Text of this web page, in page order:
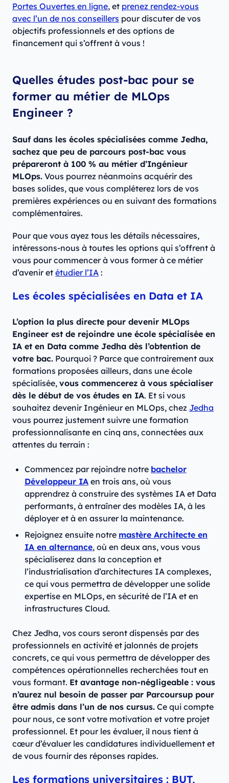
Portes Ouvertes en ligne, et prenez rendez-vous
avec l’un de nos conseillers pour discuter de vos
objectifs professionnels et des options de
financement qui s’offrent à vous !
Quelles études post-bac pour se
former au métier de MLOps
Engineer ?
Sauf dans les écoles spécialisées comme Jedha,
sachez que peu de parcours post-bac vous
prépareront à 100 % au métier d’Ingénieur
MLOps. Vous pourrez néanmoins acquérir des
bases solides, que vous compléterez lors de vos
premières expériences ou en suivant des formations
complémentaires.
Pour que vous ayez tous les détails nécessaires,
intéressons-nous à toutes les options qui s’offrent à
vous pour commencer à vous former à ce métier
d’avenir et étudier l’IA :
Les écoles spécialisées en Data et IA
L’option la plus directe pour devenir MLOps
Engineer est de rejoindre une école spécialisée en
IA et en Data comme Jedha dès l’obtention de
votre bac. Pourquoi ? Parce que contrairement aux
formations proposées ailleurs, dans une école
spécialisée, vous commencerez à vous spécialiser
dès le début de vos études en IA. Et si vous
souhaitez devenir Ingénieur en MLOps, chez Jedha
vous pourrez justement suivre une formation
professionnalisante en cinq ans, connectées aux
attentes du terrain :
Commencez par rejoindre notre bachelor
Développeur IA en trois ans, où vous
apprendrez à construire des systèmes IA et Data
performants, à entraîner des modèles IA, à les
déployer et à en assurer la maintenance.
Rejoignez ensuite notre mastère Architecte en
IA en alternance, où en deux ans, vous vous
spécialiserez dans la conception et
l’industrialisation d’architectures IA complexes,
ce qui vous permettra de développer une solide
expertise en MLOps, en sécurité de l’IA et en
infrastructures Cloud.
Chez Jedha, vos cours seront dispensés par des
professionnels en activité et jalonnés de projets
concrets, ce qui vous permettra de développer des
compétences opérationnelles recherchées tout en
vous formant. Et avantage non-négligeable : vous
n’aurez nul besoin de passer par Parcoursup pour
être admis dans l’un de nos cursus. Ce qui compte
pour nous, ce sont votre motivation et votre projet
professionnel. Et pour les évaluer, il nous tient à
cœur d’évaluer les candidatures individuellement et
de vous fournir des réponses rapides.
Les formations universitaires : BUT,